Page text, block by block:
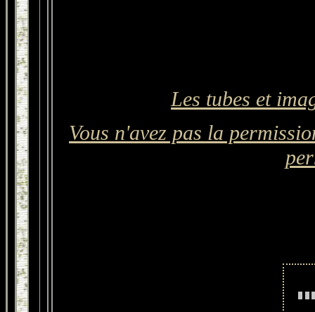
Les tubes et
Vous n'avez pas la